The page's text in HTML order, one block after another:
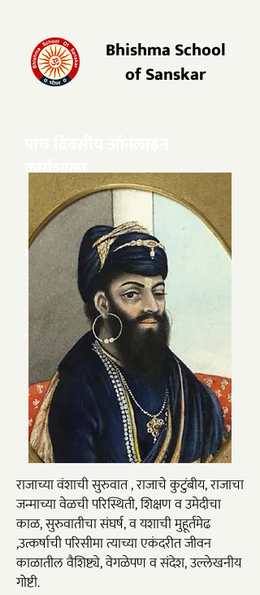
Bhishma School
of Sanskar
कार्यशाळा
राजा रणजीत सिंह
राजा आणि त्याच्या सम्राज्याविषयी संक्षिप्त
माहिती.
२२ ते २६ मे
सोमवार ते शुक्रवार - रात्री ​८ ते ९.१५ -
भाषा हिन्दी
मार्गदर्शक -
राजाच्या वंशाची सुरुवात , राजाचे कुटुंबीय, राजाचा
जन्माच्या वेळची परिस्थिती, शिक्षण व उमेदीचा
काळ, सुरुवातीचा संघर्ष, व यशाची मुहूर्तमेढ
,उत्कर्षाची परिसीमा त्याच्या एकंदरीत जीवन
काळातील वैशिष्ट्ये, वेगळेपण व संदेश, उल्लेखनीय
गोष्टी.